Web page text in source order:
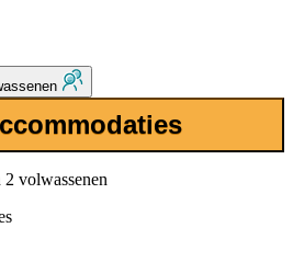
2 volwassenen